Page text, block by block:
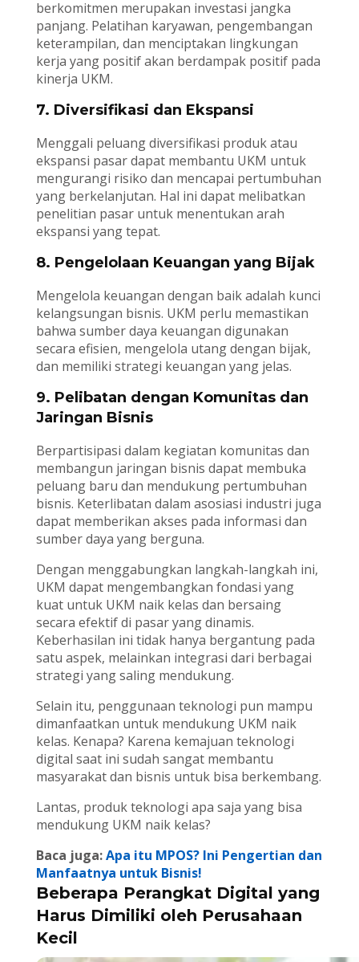
berkomitmen merupakan investasi jangka
panjang. Pelatihan karyawan, pengembangan
keterampilan, dan menciptakan lingkungan
kerja yang positif akan berdampak positif pada
kinerja UKM.
7. Diversifikasi dan Ekspansi
Menggali peluang diversifikasi produk atau
ekspansi pasar dapat membantu UKM untuk
mengurangi risiko dan mencapai pertumbuhan
yang berkelanjutan. Hal ini dapat melibatkan
penelitian pasar untuk menentukan arah
ekspansi yang tepat.
8. Pengelolaan Keuangan yang Bijak
Mengelola keuangan dengan baik adalah kunci
kelangsungan bisnis. UKM perlu memastikan
bahwa sumber daya keuangan digunakan
secara efisien, mengelola utang dengan bijak,
dan memiliki strategi keuangan yang jelas.
9. Pelibatan dengan Komunitas dan
Jaringan Bisnis
Berpartisipasi dalam kegiatan komunitas dan
membangun jaringan bisnis dapat membuka
peluang baru dan mendukung pertumbuhan
bisnis. Keterlibatan dalam asosiasi industri juga
dapat memberikan akses pada informasi dan
sumber daya yang berguna.
Dengan menggabungkan langkah-langkah ini,
UKM dapat mengembangkan fondasi yang
kuat untuk UKM naik kelas dan bersaing
secara efektif di pasar yang dinamis.
Keberhasilan ini tidak hanya bergantung pada
satu aspek, melainkan integrasi dari berbagai
strategi yang saling mendukung.
Selain itu, penggunaan teknologi pun mampu
dimanfaatkan untuk mendukung UKM naik
kelas. Kenapa? Karena kemajuan teknologi
digital saat ini sudah sangat membantu
masyarakat dan bisnis untuk bisa berkembang.
Lantas, produk teknologi apa saja yang bisa
mendukung UKM naik kelas?
Baca juga:Apa itu MPOS? Ini Pengertian dan
Manfaatnya untuk Bisnis!
Beberapa Perangkat Digital yang
Harus Dimiliki oleh Perusahaan
Kecil